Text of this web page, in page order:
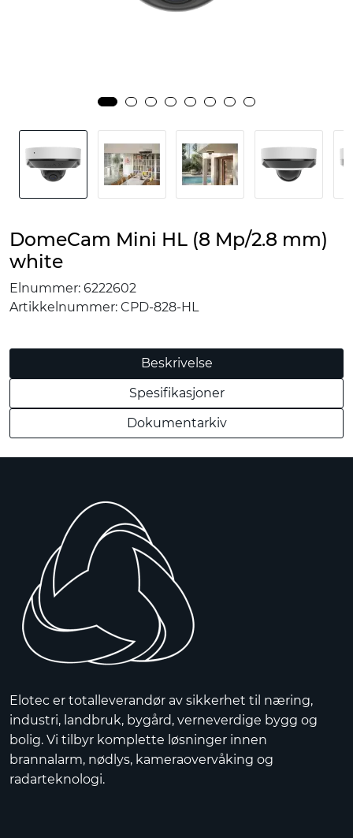
DomeCam Mini HL (8 Mp/2.8 mm)
white
Elnummer: 6222602
Artikkelnummer: CPD-828-HL
Beskrivelse
Spesifikasjoner
Dokumentarkiv
Elotec er totalleverandør av sikkerhet til næring,
industri, landbruk, bygård, verneverdige bygg og
bolig. Vi tilbyr komplette løsninger innen
brannalarm, nødlys, kameraovervåking og
radarteknologi.